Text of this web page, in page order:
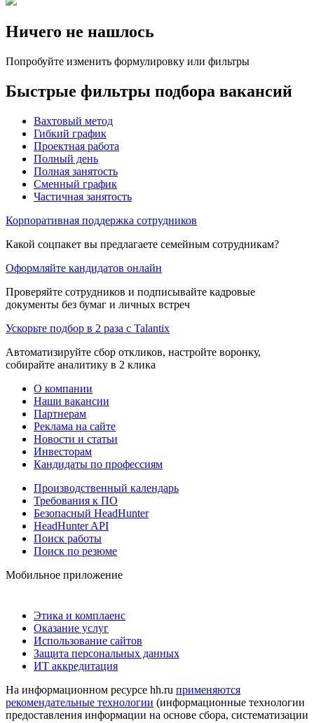
Ничего не нашлось
Попробуйте изменить формулировку или фильтры
Быстрые фильтры подбора вакансий
Вахтовый метод
Гибкий график
Проектная работа
Полный день
Полная занятость
Сменный график
Частичная занятость
Корпоративная поддержка сотрудников
Какой соцпакет вы предлагаете семейным сотрудникам?
Оформляйте кандидатов онлайн
Проверяйте сотрудников и подписывайте кадровые
документы без бумаг и личных встреч
Ускорьте подбор в 2 раза с Talantix
Автоматизируйте сбор откликов, настройте воронку,
собирайте аналитику в 2 клика
О компании
Наши вакансии
Партнерам
Реклама на сайте
Новости и статьи
Инвесторам
Кандидаты по профессиям
Производственный календарь
Требования к ПО
Безопасный HeadHunter
HeadHunter API
Поиск работы
Поиск по резюме
Мобильное приложение
Этика и комплаенс
Оказание услуг
Использование сайтов
Защита персональных данных
ИТ аккредитация
На информационном ресурсе hh.ru применяются
рекомендательные технологии (информационные технологии
предоставления информации на основе сбора, систематизации